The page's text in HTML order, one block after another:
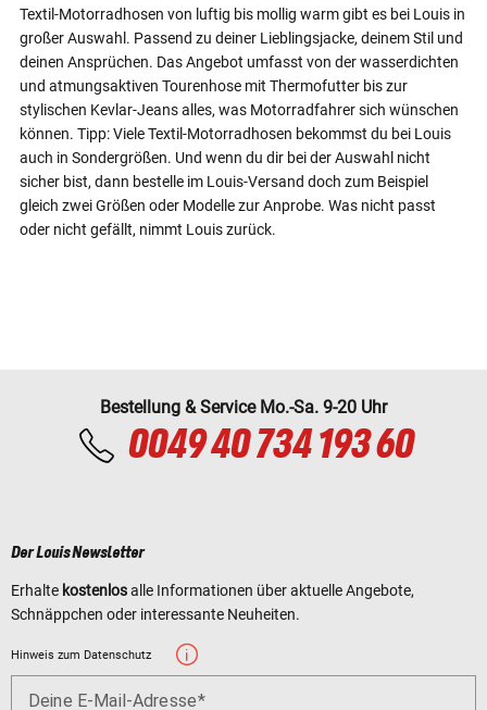
Textil-Motorradhosen von luftig bis mollig warm gibt es bei Louis in
großer Auswahl. Passend zu deiner Lieblingsjacke, deinem Stil und
deinen Ansprüchen. Das Angebot umfasst von der wasserdichten
und atmungsaktiven Tourenhose mit Thermofutter bis zur
stylischen Kevlar-Jeans alles, was Motorradfahrer sich wünschen
können. Tipp: Viele Textil-Motorradhosen bekommst du bei Louis
auch in Sondergrößen. Und wenn du dir bei der Auswahl nicht
sicher bist, dann bestelle im Louis-Versand doch zum Beispiel
gleich zwei Größen oder Modelle zur Anprobe. Was nicht passt
oder nicht gefällt, nimmt Louis zurück.
Bestellung & Service Mo.-Sa. 9-20 Uhr
0049 40 734 193 60
Der Louis Newsletter
Erhalte kostenlosalle Informationen über aktuelle Angebote,
Schnäppchen oder interessante Neuheiten.
Hinweis zum Datenschutz
Deine E-Mail-Adresse